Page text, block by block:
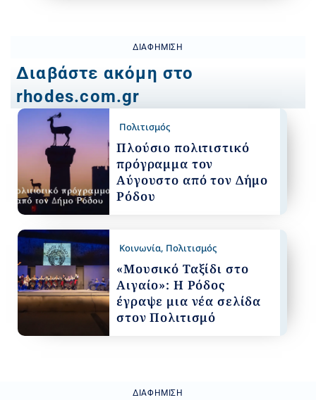
ΔΙΑΦΉΜΙΣΗ
Διαβάστε ακόμη στο
rhodes.com.gr
Πολιτισμός
Πλούσιο πολιτιστικό
πρόγραμμα τον
Αύγουστο από τον Δήμο
Ρόδου
Κοινωνία, Πολιτισμός
«Μουσικό Ταξίδι στο
Αιγαίο»: Η Ρόδος
έγραψε μια νέα σελίδα
στον Πολιτισμό
ΔΙΑΦΉΜΙΣΗ